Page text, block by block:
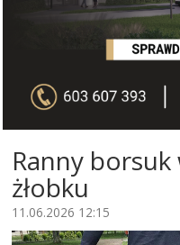
Ranny
żłobku
11.06.2026 12:15